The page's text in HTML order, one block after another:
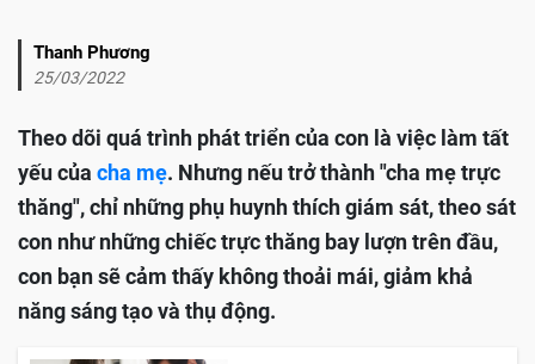
Thanh Phương
25/03/2022
Theo dõi quá trình phát triển của con là việc làm tất
yếu của cha mẹ. Nhưng nếu trở thành "cha mẹ trực
thăng", chỉ những phụ huynh thích giám sát, theo sát
con như những chiếc trực thăng bay lượn trên đầu,
con bạn sẽ cảm thấy không thoải mái, giảm khả
năng sáng tạo và thụ động.